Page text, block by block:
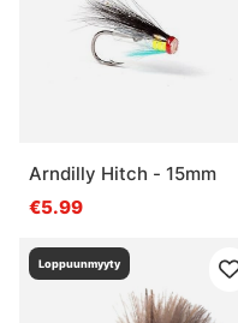
Arndilly Hitch - 15mm
€5.99
Loppuunmyyty